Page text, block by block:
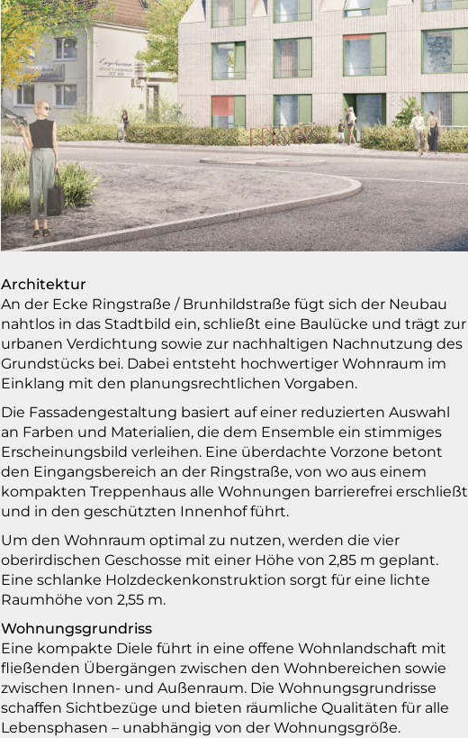
Architektur
An der Ecke Ringstraße / Brunhildstraße fügt sich der Neubau
nahtlos in das Stadtbild ein, schließt eine Baulücke und trägt zur
urbanen Verdichtung sowie zur nachhaltigen Nachnutzung des
Grundstücks bei. Dabei entsteht hochwertiger Wohnraum im
Einklang mit den planungsrechtlichen Vorgaben.
Die Fassadengestaltung basiert auf einer reduzierten Auswahl
an Farben und Materialien, die dem Ensemble ein stimmiges
Erscheinungsbild verleihen. Eine überdachte Vorzone betont
den Eingangsbereich an der Ringstraße, von wo aus einem
kompakten Treppenhaus alle Wohnungen barrierefrei erschließt
und in den geschützten Innenhof führt.
Um den Wohnraum optimal zu nutzen, werden die vier
oberirdischen Geschosse mit einer Höhe von 2,85 m geplant.
Eine schlanke Holzdeckenkonstruktion sorgt für eine lichte
Raumhöhe von 2,55 m.
Wohnungsgrundriss
Eine kompakte Diele führt in eine offene Wohnlandschaft mit
fließenden Übergängen zwischen den Wohnbereichen sowie
zwischen Innen- und Außenraum. Die Wohnungsgrundrisse
schaffen Sichtbezüge und bieten räumliche Qualitäten für alle
Lebensphasen – unabhängig von der Wohnungsgröße.